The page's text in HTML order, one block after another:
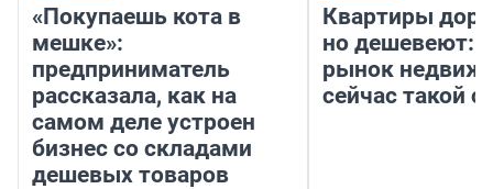
«Покупаешь кота в
мешке»:
предприниматель
рассказала, как на
самом деле устроен
бизнес со складами
дешевых товаров
Квартиры
но дешевеют:
рынок
сейчас такой